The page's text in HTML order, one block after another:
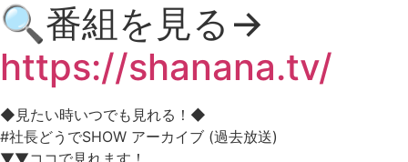
🔍番組を見る→
https://shanana.tv/
◆見たい時いつでも見れる！◆
#社長どうでSHOW アーカイブ (過去放送)